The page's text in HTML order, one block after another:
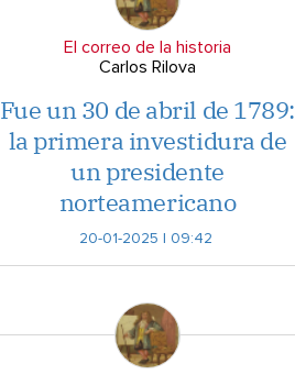
El correo de la historia
Carlos Rilova
Fue un 30 de abril de 1789:
la primera investidura de
un presidente
norteamericano
20-01-2025 | 09:42